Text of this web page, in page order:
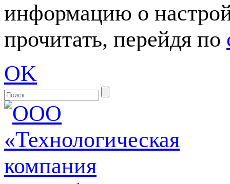
информацию о
прочитать, перейдя по
OK